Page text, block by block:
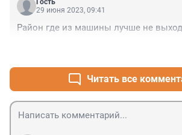
Гость
29 июня 2023, 09:41
Район где из машины лучше не
Читать все